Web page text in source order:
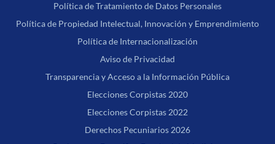
Política de Tratamiento de Datos Personales
Política de Propiedad Intelectual, Innovación y Emprendimiento
Política de Internacionalización
Aviso de Privacidad
Transparencia y Acceso a la Información Pública
Elecciones Corpistas 2020
Elecciones Corpistas 2022
Derechos Pecuniarios 2026